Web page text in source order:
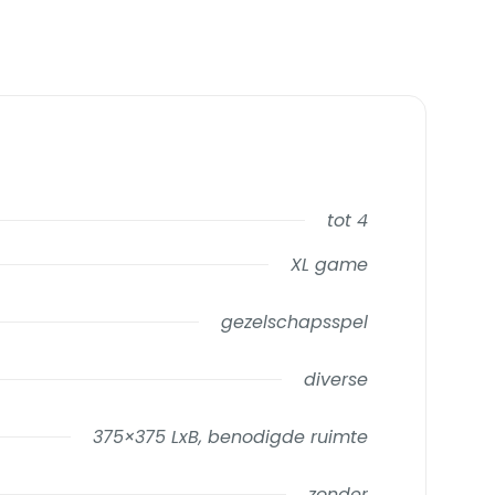
tot 4
XL game
gezelschapsspel
diverse
375×375 LxB, benodigde ruimte